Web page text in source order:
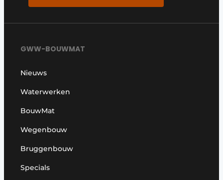
GWW-BOUWMAT
Nieuws
Waterwerken
BouwMat
Wegenbouw
Bruggenbouw
Specials